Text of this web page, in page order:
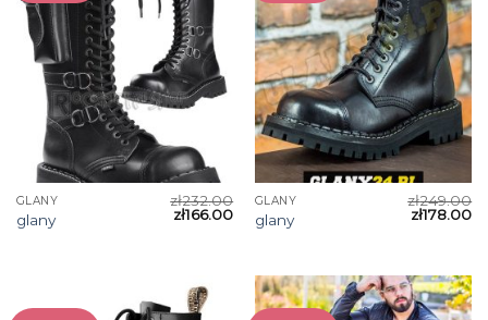
GLANY
glany
zł232.00
zł166.00
GLANY
glany
zł249.00
zł178.00